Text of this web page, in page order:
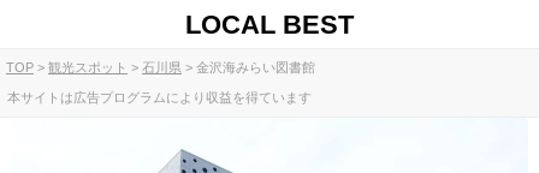
LOCAL BEST
TOP 観光スポット 石川県 金沢海みらい図書館
本サイトは広告プログラムにより収益を得ています